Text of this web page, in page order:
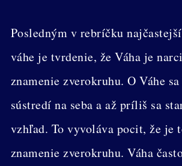
Posledným v rebríčku
váhe je tvrdenie, že Váha je
znamenie zverokruhu. O Váhe
sústredí na seba a až príliš sa
vzhľad. To vyvoláva pocit, že je
znamenie zverokruhu. Váha